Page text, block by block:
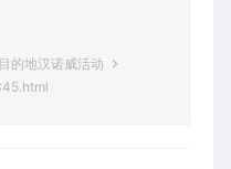
目的地汉诺威活动